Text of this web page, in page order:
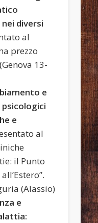
diversi
al
prezzo
13-
e
e
al
il Punto
(Alassio)
e